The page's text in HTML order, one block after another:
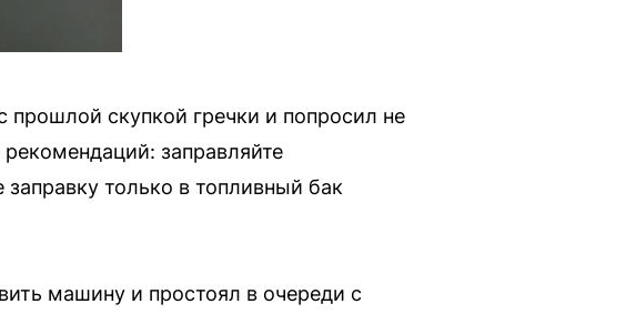
прошлой скупкой гречки и попросил не
заправляйте
только в топливный бак
машину и простоял в очереди с